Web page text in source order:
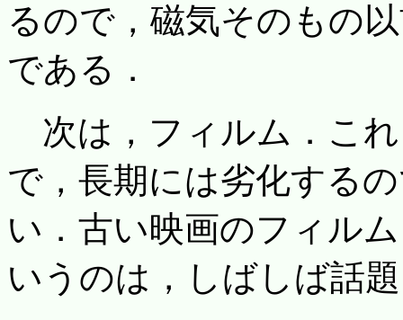
るので，磁気そのもの
である．
次は，フィルム．こ
で，長期には劣化する
い．古い映画のフィル
いうのは，しばしば話